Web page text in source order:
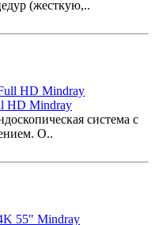
(жесткую,..
HD Mindray
система с
О..